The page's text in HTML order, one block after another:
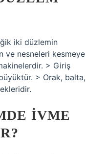
iki düzlemin
ve nesneleri kesmeye
> Giriş
> Orak, balta,
IVME